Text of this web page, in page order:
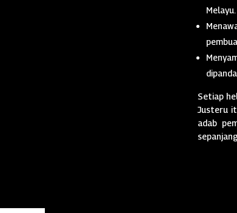
Melayu.
Setiap
Justeru
adab